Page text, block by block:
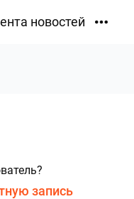
новостей
запись